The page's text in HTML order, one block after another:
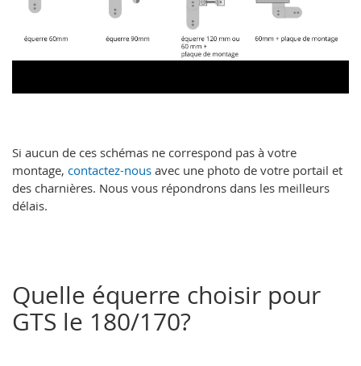
Si aucun de ces schémas ne correspond pas à votre
montage, contactez-nous avec une photo de votre portail et
des charnières. Nous vous répondrons dans les meilleurs
délais.
Quelle équerre choisir pour
GTS le 180/170?